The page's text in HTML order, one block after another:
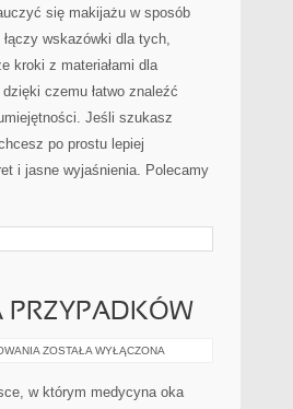
się makijażu w sposób
wskazówki dla tych,
kroki z materiałami dla
czemu łatwo znaleźć
Jeśli szukasz
po prostu lepiej
i jasne wyjaśnienia. Polecamy
PRZYPADKÓW
HISTORIE
STUDIA
PRZYPADKÓW
ZOSTAŁA WYŁĄCZONA
w którym medycyna oka